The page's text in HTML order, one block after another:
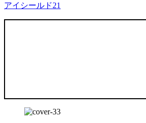
アイシールド21